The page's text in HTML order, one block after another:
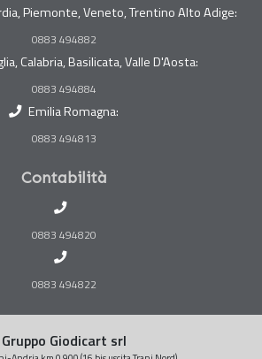
Piemonte, Veneto, Trentino Alto Adige:
0883 494882
Calabria, Basilicata, Valle D'Aosta:
0883 494884
Emilia Romagna:
0883 494813
Contabilità
0883 494820
0883 494822
Gruppo Giodicart srl